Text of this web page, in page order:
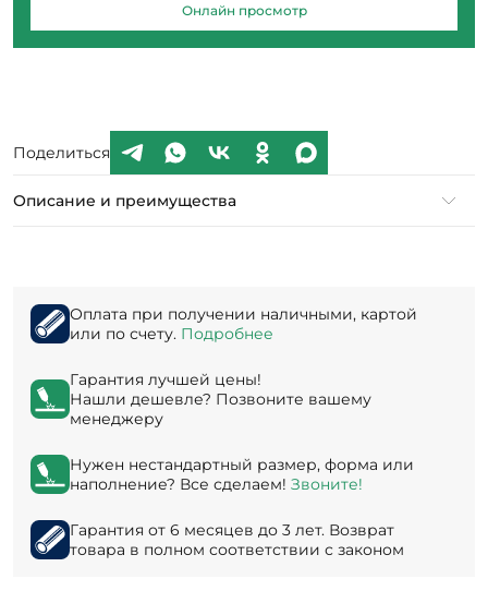
Онлайн просмотр
Поделиться
Описание и преимущества
Оплата при получении наличными, картой
или по счету. Подробнее
Гарантия лучшей цены!
Нашли дешевле? Позвоните вашему
менеджеру
Нужен нестандартный размер, форма или
наполнение? Все сделаем! Звоните!
Гарантия от 6 месяцев до 3 лет. Возврат
товара в полном соответствии с законом